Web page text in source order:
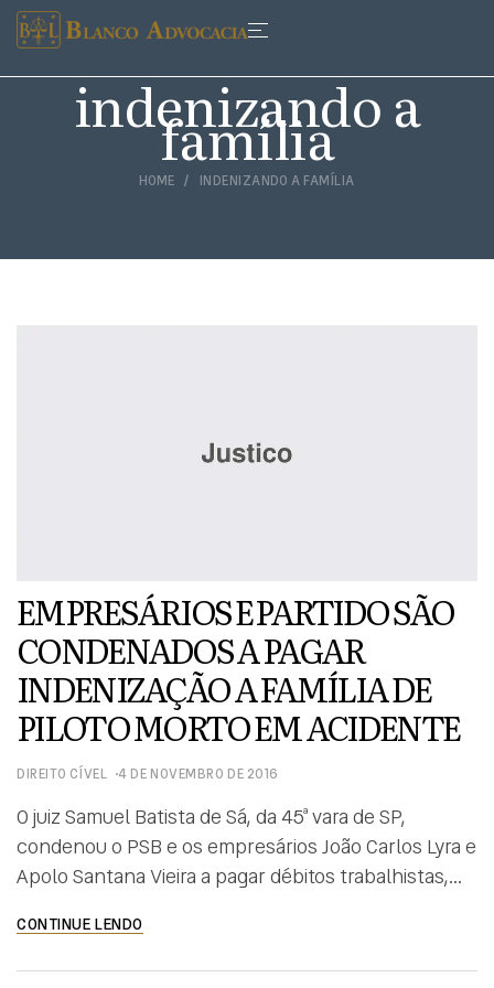
HOME INDENIZANDO A FAMÍLIA
indenizando a
família
EMPRESÁRIOS E PARTIDO SÃO
CONDENADOS A PAGAR
INDENIZAÇÃO A FAMÍLIA DE
PILOTO MORTO EM ACIDENTE
DIREITO CÍVEL 4 DE NOVEMBRO DE 2016
O juiz Samuel Batista de Sá, da 45ª vara de SP,
condenou o PSB e os empresários João Carlos Lyra e
Apolo Santana Vieira a pagar débitos trabalhistas,
R$ 560 mil – e materiais à família do piloto Marcos
Martins, que comandava a aeronave em que morreu
CONTINUE LENDO